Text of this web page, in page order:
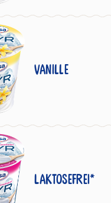
Vanille
Laktosefrei*